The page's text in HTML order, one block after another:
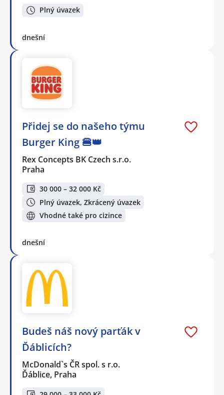
Plný úvazek
dnešní
Přidej se do našeho týmu
Burger King 🍔👑
Rex Concepts BK Czech s.r.o.
Praha
30 000 – 32 000 Kč
Plný úvazek, Zkrácený úvazek
Vhodné také pro cizince
dnešní
Budeš náš nový parťák v
Ďáblicích?
McDonald`s ČR spol. s r.o.
Ďáblice, Praha